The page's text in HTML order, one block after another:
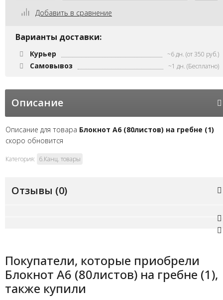
Добавить в сравнение
Варианты доставки:
Курьер ~6 дн. (от 350 руб.)
Самовывоз ~1 дн. (Бесплатно)
Описание
Описание для товара Блокнот А6 (80листов) на гребне (1)
скоро обновится
Категория: 6.Канц. товары
Отзывы (0)
Покупатели, которые приобрели
Блокнот А6 (80листов) на гребне (1),
также купили